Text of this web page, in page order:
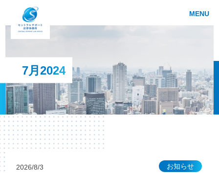
MENU
7月2024
2026/8/3 お知らせ